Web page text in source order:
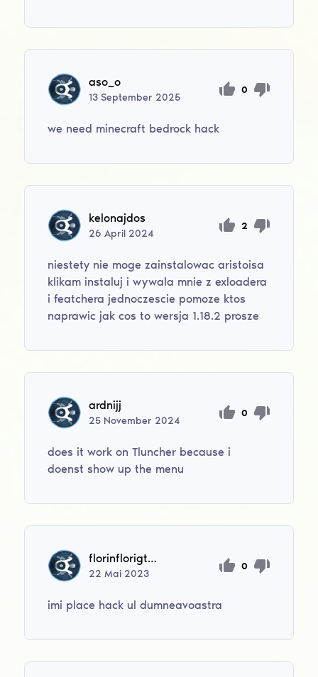
aso_o
13September 2025
0
we need minecraft bedrock hack
kelonajdos
26April 2024
2
niestety nie moge zainstalowac aristoisa
klikam instaluj i wywala mnie z exloadera
i featchera jednoczescie pomoze ktos
naprawic jak cos to wersja 1.18.2 prosze
ardnijj
25 November 2024
0
does it work on Tluncher because i
doenst show up the menu
florinflorigtaiv
22Mai 2023
0
imi place hack ul dumneavoastra